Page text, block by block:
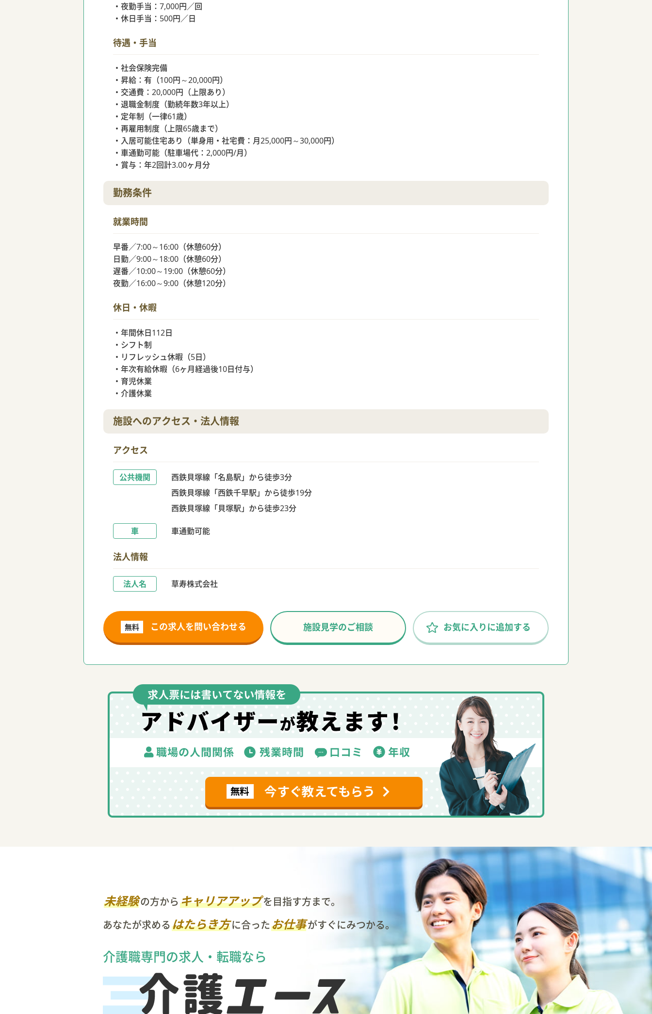
・夜勤手当：7,000円／回
・休日手当：500円／日
待遇・手当
・社会保険完備
・昇給：有（100円～20,000円）
・交通費：20,000円（上限あり）
・退職金制度（勤続年数3年以上）
・定年制（一律61歳）
・再雇用制度（上限65歳まで）
・入居可能住宅あり（単身用・社宅費：月25,000円～30,000円）
・車通勤可能（駐車場代：2,000円/月）
・賞与：年2回計3.00ヶ月分
勤務条件
就業時間
早番／7:00～16:00（休憩60分）
日勤／9:00～18:00（休憩60分）
遅番／10:00～19:00（休憩60分）
夜勤／16:00～9:00（休憩120分）
休日・休暇
・年間休日112日
・シフト制
・リフレッシュ休暇（5日）
・年次有給休暇（6ヶ月経過後10日付与）
・育児休業
・介護休業
施設へのアクセス・法人情報
アクセス
公共機関
西鉄貝塚線「名島駅」から徒歩3分
西鉄貝塚線「西鉄千早駅」から徒歩19分
西鉄貝塚線「貝塚駅」から徒歩23分
車 車通勤可能
法人情報
法人名 草寿株式会社
無料 この求人を問い合わせる 施設見学のご相談 お気に入りに追加する
未経験の方からキャリアアップを目指す方まで。
あなたが求めるはたらき方に合ったお仕事がすぐにみつかる。
介護職専門の求人・転職なら